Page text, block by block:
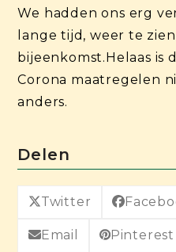
We hadden ons erg
lange tijd, weer te
bijeenkomst.Helaas is
Corona maatregelen
anders.
Delen
Twitter
Email Pinterest